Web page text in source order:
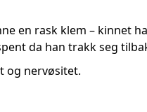
en rask klem – kinnet
da han trakk seg
og nervøsitet.